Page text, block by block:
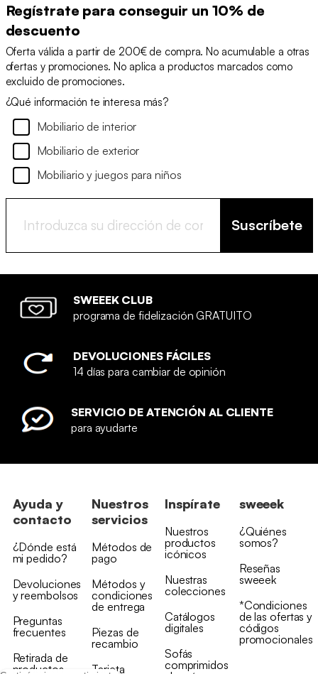
Regístrate para conseguir un 10% de
descuento
Oferta válida a partir de 200€ de compra. No acumulable a otras
ofertas y promociones. No aplica a productos marcados como
excluido de promociones.
¿Qué información te interesa más?
Mobiliario de interior
Mobiliario de exterior
Mobiliario y juegos para niños
Suscríbete
SWEEEK CLUB
programa de fidelización GRATUITO
DEVOLUCIONES FÁCILES
14 días para cambiar de opinión
SERVICIO DE ATENCIÓN AL CLIENTE
para ayudarte
Ayuda y
contacto
¿Dónde está
mi pedido?
Devoluciones
y reembolsos
Preguntas
frecuentes
Retirada de
productos
Nuestros
servicios
Métodos de
pago
Métodos y
condiciones
de entrega
Piezas de
recambio
Tarjeta
Inspírate
Nuestros
productos
icónicos
Nuestras
colecciones
Catálogos
digitales
Sofás
comprimidos
sweeek
¿Quiénes
somos?
Reseñas
sweeek
*Condiciones
de las ofertas y
códigos
promocionales